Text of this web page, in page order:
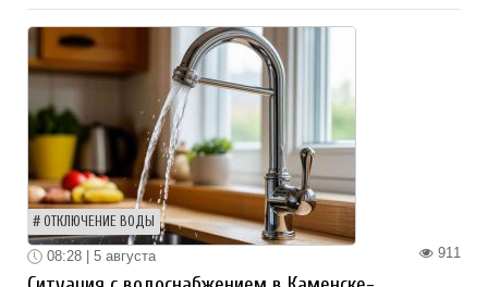
ОТКЛЮЧЕНИЕ ВОДЫ
911
08:28 | 5 августа